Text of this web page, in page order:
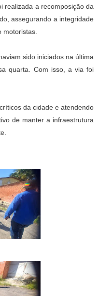
realizada a recomposição da
assegurando a integridade
sido iniciados na última
quarta. Com isso, a via foi
da cidade e atendendo
de manter a infraestrutura